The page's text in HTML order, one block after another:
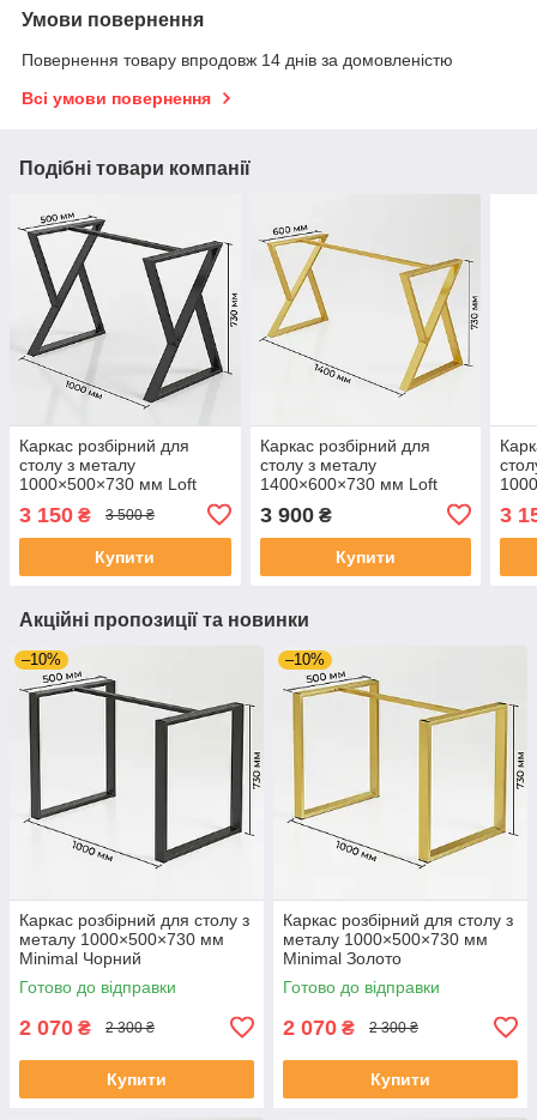
Умови повернення
Повернення товару впродовж 14 днів за домовленістю
Всі умови повернення
Подібні товари компанії
Каркас розбірний для
столу з металу
1000×500×730 мм Loft
3 150 ₴ 3 500 ₴
Купити
Каркас розбірний для
столу з металу
1400×600×730 мм Loft
3 900₴
Купити
3
Акційні пропозиції та новинки
–10%
Каркас розбірний для столу з
металу 1000×500×730 мм
Minimal Чорний
Готово до відправки
2 070 ₴ 2 300 ₴
Купити
–10%
Каркас розбірний для столу з
металу 1000×500×730 мм
Minimal Золото
Готово до відправки
2 070 ₴ 2 300 ₴
Купити